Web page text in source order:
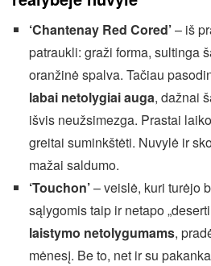
‘Chantenay Red Cored’– iš
patraukli: graži forma, sultinga
oranžinė spalva. Tačiau
labai netolygiai auga, dažnai
išvis neužsimezga. Prastai
greitai suminkštėti. Nuvylė ir
mažai saldumo.
‘Touchon’– veislė, kuri turėjo
sąlygomis taip ir netapo
laistymo netolygumams,
mėnesį. Be to, net ir su